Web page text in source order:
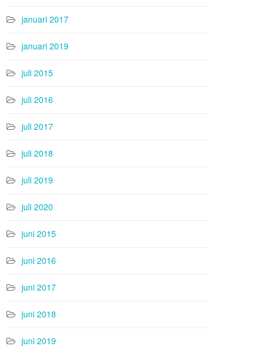
januari 2017
januari 2019
juli 2015
juli 2016
juli 2017
juli 2018
juli 2019
juli 2020
juni 2015
juni 2016
juni 2017
juni 2018
juni 2019